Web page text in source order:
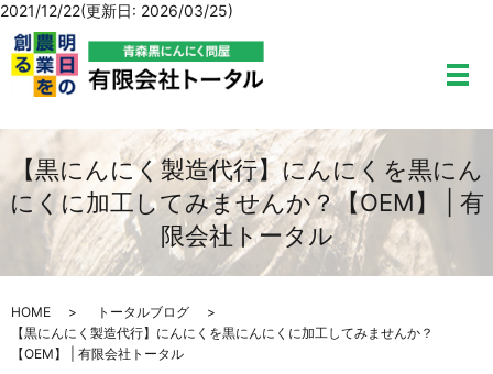
2021/12/22(更新日: 2026/03/25)
メ
【黒にんにく製造代行】にんにくを黒にん
にくに加工してみませんか？【OEM】 | 有
限会社トータル
HOME
トータルブログ
【黒にんにく製造代行】にんにくを黒にんにくに加工してみませんか？
【OEM】 | 有限会社トータル